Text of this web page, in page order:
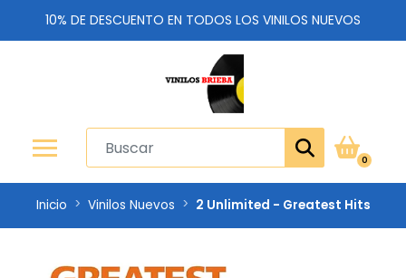
10% DE DESCUENTO EN TODOS LOS VINILOS NUEVOS
0
Inicio Vinilos Nuevos 2 Unlimited - Greatest Hits